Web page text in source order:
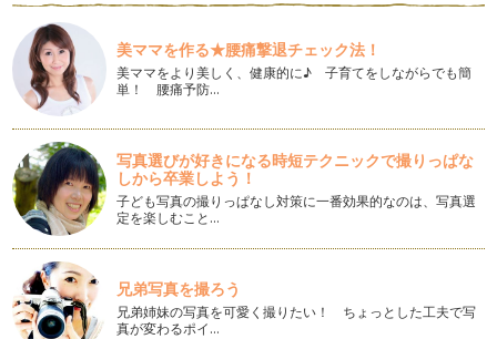
デコレーションカップケーキを作ろう♪
可愛くデコレーションされたカップケーキ。海外ドラマなどに
も登場し、そのルックスからパーティ…
もっちりポンデケージョ
ブラジルの菓子パンのひとつ、ポンデケージョ。パン屋さんで
もよく売られており日本人にも馴染み…
春の訪れ♪いちご大福
日中の日差しが暖かくなり、だんだんと春めいてきましたね。
店頭にも甘くて大きないち…
パイシートでお手軽 アップルパイ
リンゴの美味しい季節ですね。たくさん頂いて困ってしまう方
もいらっしゃるのではないでしょうか…
美ママを作る★腰痛撃退チェック法！
美ママをより美しく、健康的に♪ 子育てをしながらでも簡
単！ 腰痛予防…
写真選びが好きになる時短テクニックで撮りっぱな
しから卒業しよう！
子ども写真の撮りっぱなし対策に一番効果的なのは、写真選
定を楽しむこと…
兄弟写真を撮ろう
兄弟姉妹の写真を可愛く撮りたい！ ちょっとした工夫で写
真が変わるポイ…